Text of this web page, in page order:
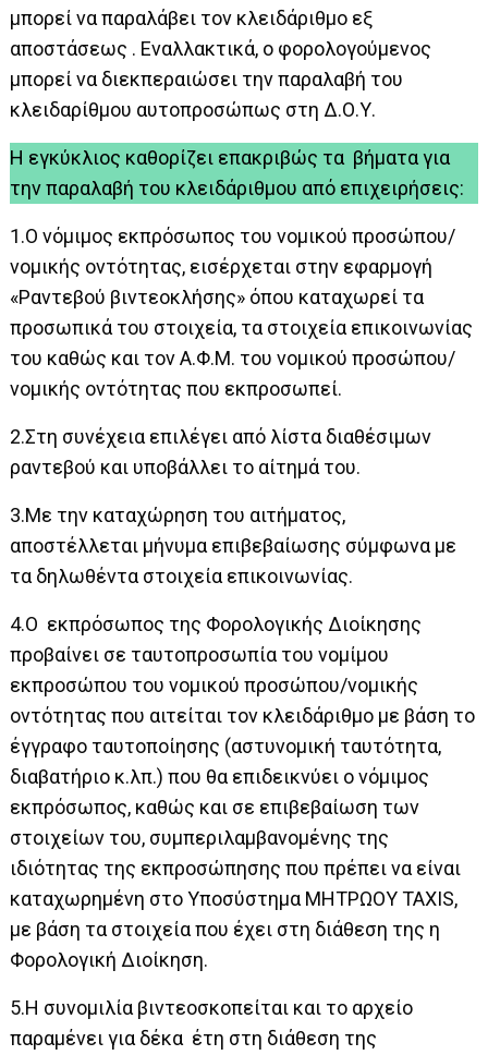
μπορεί να παραλάβει τον κλειδάριθμο εξ
αποστάσεως . Εναλλακτικά, ο φορολογούμενος
μπορεί να διεκπεραιώσει την παραλαβή του
κλειδαρίθμου αυτοπροσώπως στη Δ.Ο.Υ.
Η εγκύκλιος καθορίζει επακριβώς τα βήματα για
την παραλαβή του κλειδάριθμου από επιχειρήσεις:
1.Ο νόμιμος εκπρόσωπος του νομικού προσώπου/
νομικής οντότητας, εισέρχεται στην εφαρμογή
«Ραντεβού βιντεοκλήσης» όπου καταχωρεί τα
προσωπικά του στοιχεία, τα στοιχεία επικοινωνίας
του καθώς και τον Α.Φ.Μ. του νομικού προσώπου/
νομικής οντότητας που εκπροσωπεί.
2.Στη συνέχεια επιλέγει από λίστα διαθέσιμων
ραντεβού και υποβάλλει το αίτημά του.
3.Με την καταχώρηση του αιτήματος,
αποστέλλεται μήνυμα επιβεβαίωσης σύμφωνα με
τα δηλωθέντα στοιχεία επικοινωνίας.
4.Ο εκπρόσωπος της Φορολογικής Διοίκησης
προβαίνει σε ταυτοπροσωπία του νομίμου
εκπροσώπου του νομικού προσώπου/νομικής
οντότητας που αιτείται τον κλειδάριθμο με βάση το
έγγραφο ταυτοποίησης (αστυνομική ταυτότητα,
διαβατήριο κ.λπ.) που θα επιδεικνύει ο νόμιμος
εκπρόσωπος, καθώς και σε επιβεβαίωση των
στοιχείων του, συμπεριλαμβανομένης της
ιδιότητας της εκπροσώπησης που πρέπει να είναι
καταχωρημένη στο Υποσύστημα ΜΗΤΡΩΟΥ TAXIS,
με βάση τα στοιχεία που έχει στη διάθεση της η
Φορολογική Διοίκηση.
5.Η συνομιλία βιντεοσκοπείται και το αρχείο
παραμένει για δέκα έτη στη διάθεση της